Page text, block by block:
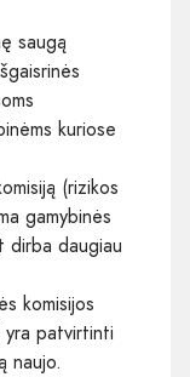
saugą
kuriose
(rizikos
gamybinės
dirba daugiau
komisijos
patvirtinti
naujo.